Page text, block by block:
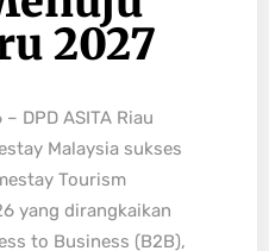
2027
DPD ASITA Riau
Malaysia sukses
Tourism
yang dirangkaikan
to Business (B2B),